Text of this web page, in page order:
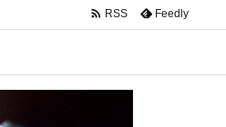
 RSS Feedly